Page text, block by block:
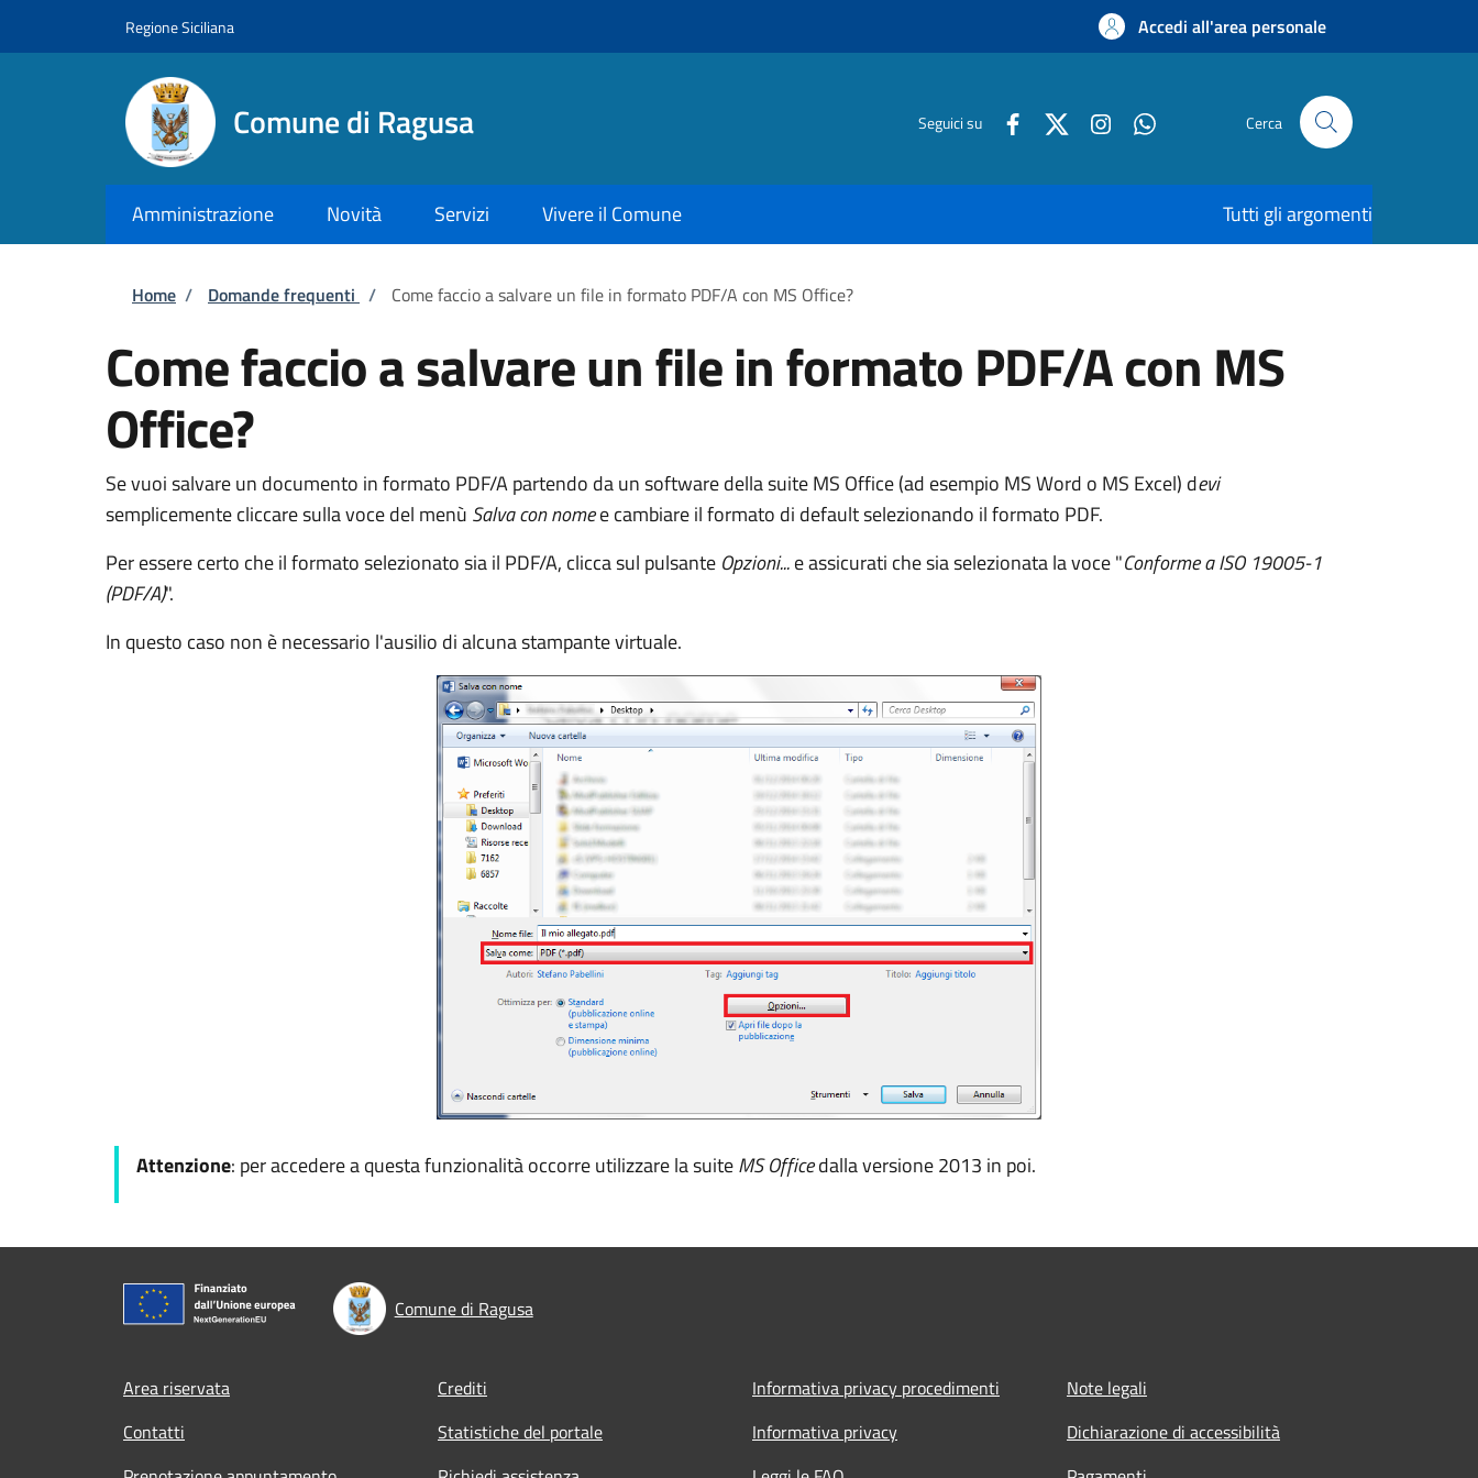
Regione Siciliana Accedi all'area personale
Comune di Ragusa Seguici su Cerca
Amministrazione Novità Servizi Vivere il Comune Tutti gli argomenti
Briciole di pane
Home / Domande frequenti / Come faccio a salvare un file in formato PDF/A con MS Office?
Come faccio a salvare un file in formato PDF/A con MS
Office?
Se vuoi salvare un documento in formato PDF/A partendo da un software della suite MS Office (ad esempio MS Word o MS Excel) devi
semplicemente cliccare sulla voce del menù Salva con nomee cambiare il formato di default selezionando il formato PDF.
Per essere certo che il formato selezionato sia il PDF/A, clicca sul pulsante Opzioni...e assicurati che sia selezionata la voce "Conforme a ISO 19005-1
(PDF/A)".
In questo caso non è necessario l'ausilio di alcuna stampante virtuale.
Attenzione: per accedere a questa funzionalità occorre utilizzare la suiteMS Officedalla versione 2013 in poi.
Comune di Ragusa
Footer menu
Area riservata Crediti Informativa privacy procedimenti
Note legali
Contatti
Statistiche del portale Informativa privacy
Dichiarazione di accessibilità